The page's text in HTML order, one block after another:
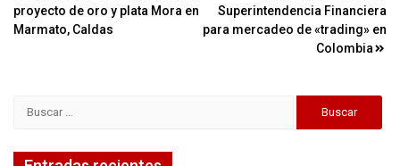
entradas
proyecto de oro y plata Mora en
Marmato, Caldas
Superintendencia Financiera
para mercadeo de «trading» en
Colombia